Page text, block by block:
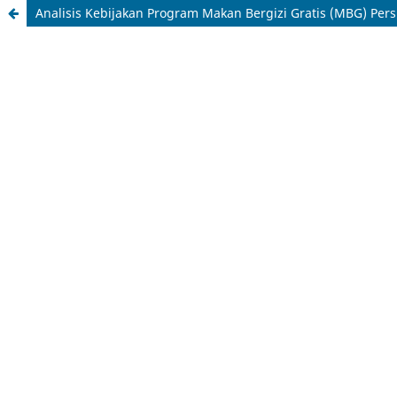
Analisis Kebijakan Program Makan Bergizi Gratis (MBG)